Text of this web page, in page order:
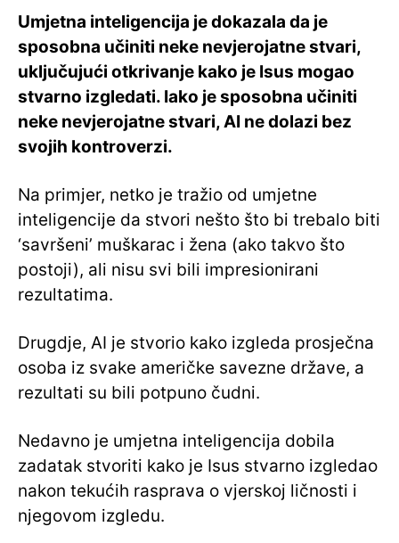
Umjetna inteligencija je dokazala da je
sposobna učiniti neke nevjerojatne stvari,
uključujući otkrivanje kako je Isus mogao
stvarno izgledati. Iako je sposobna učiniti
neke nevjerojatne stvari, AI ne dolazi bez
svojih kontroverzi.
Na primjer, netko je tražio od umjetne
inteligencije da stvori nešto što bi trebalo biti
‘savršeni’ muškarac i žena (ako takvo što
postoji), ali nisu svi bili impresionirani
rezultatima.
Drugdje, AI je stvorio kako izgleda prosječna
osoba iz svake američke savezne države, a
rezultati su bili potpuno čudni.
Nedavno je umjetna inteligencija dobila
zadatak stvoriti kako je Isus stvarno izgledao
nakon tekućih rasprava o vjerskoj ličnosti i
njegovom izgledu.